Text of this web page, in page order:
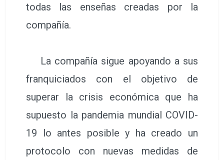
todas las enseñas creadas por la
compañía.
La compañía sigue apoyando a sus
franquiciados con el objetivo de
superar la crisis económica que ha
supuesto la pandemia mundial COVID-
19 lo antes posible y ha creado un
protocolo con nuevas medidas de